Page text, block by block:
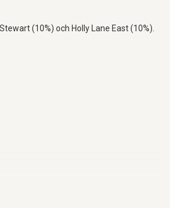
(10%) och Holly Lane East (10%).